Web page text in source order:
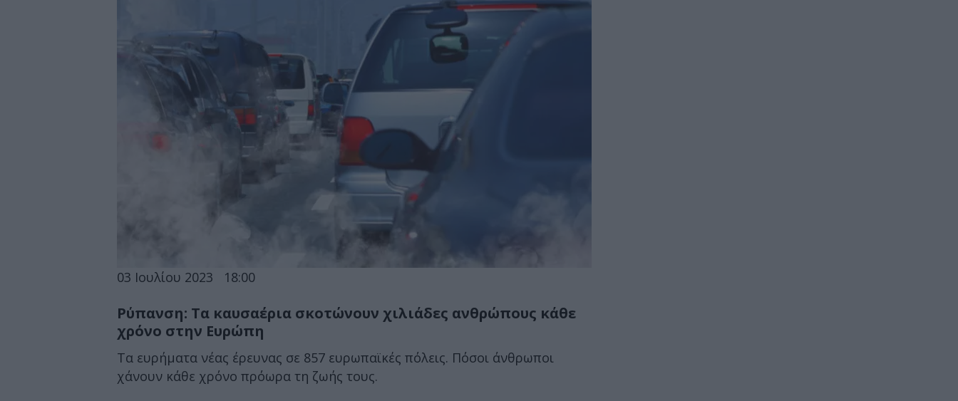
03 Ιουλίου 2023 18:00
Ρύπανση: Τα καυσαέρια σκοτώνουν χιλιάδες ανθρώπους κάθε
χρόνο στην Ευρώπη
Τα ευρήματα νέας έρευνας σε 857 ευρωπαϊκές πόλεις. Πόσοι άνθρωποι
χάνουν κάθε χρόνο πρόωρα τη ζωής τους.